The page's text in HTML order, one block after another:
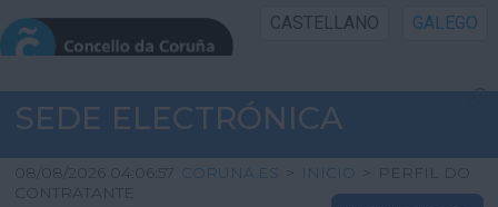
CASTELLANO GALEGO
INICIO SEDE
INICIO
SEDE ELECTRÓNICA
08/08/2026 04:06:57 CORUNA.ES > INICIO > PERFIL DO
CONTRATANTE